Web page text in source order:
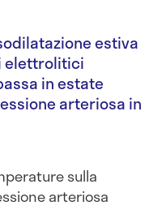
estiva
elettrolitici
in estate
arteriosa in
sulla
arteriosa